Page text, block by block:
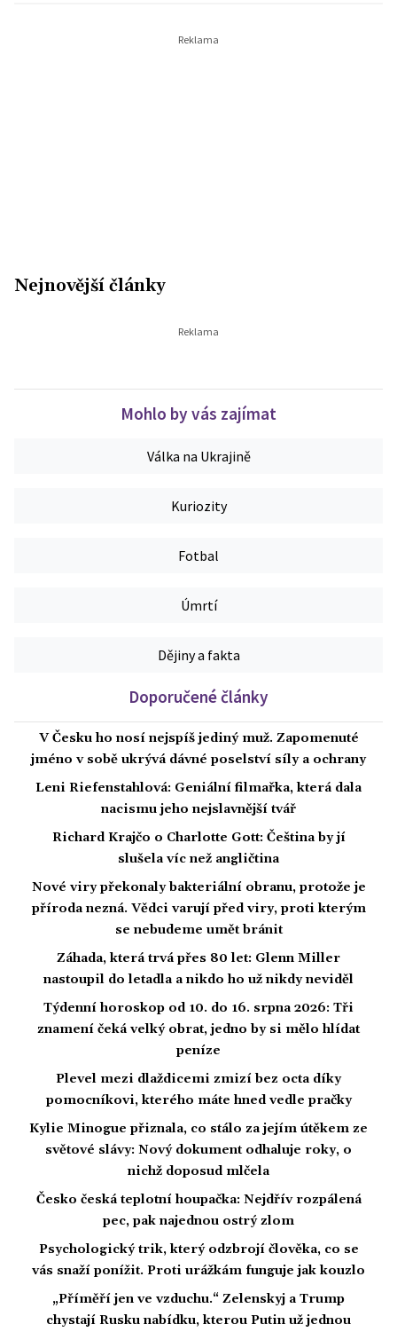
Nejnovější články
Mohlo by vás zajímat
Válka na Ukrajině
Kuriozity
Fotbal
Úmrtí
Dějiny a fakta
Doporučené články
V Česku ho nosí nejspíš jediný muž. Zapomenuté
jméno v sobě ukrývá dávné poselství síly a ochrany
Leni Riefenstahlová: Geniální filmařka, která dala
nacismu jeho nejslavnější tvář
Richard Krajčo o Charlotte Gott: Čeština by jí
slušela víc než angličtina
Nové viry překonaly bakteriální obranu, protože je
příroda nezná. Vědci varují před viry, proti kterým
se nebudeme umět bránit
Záhada, která trvá přes 80 let: Glenn Miller
nastoupil do letadla a nikdo ho už nikdy neviděl
Týdenní horoskop od 10. do 16. srpna 2026: Tři
znamení čeká velký obrat, jedno by si mělo hlídat
peníze
Plevel mezi dlaždicemi zmizí bez octa díky
pomocníkovi, kterého máte hned vedle pračky
Kylie Minogue přiznala, co stálo za jejím útěkem ze
světové slávy: Nový dokument odhaluje roky, o
nichž doposud mlčela
Česko česká teplotní houpačka: Nejdřív rozpálená
pec, pak najednou ostrý zlom
Psychologický trik, který odzbrojí člověka, co se
vás snaží ponížit. Proti urážkám funguje jak kouzlo
„Příměří jen ve vzduchu.“ Zelenskyj a Trump
chystají Rusku nabídku, kterou Putin už jednou